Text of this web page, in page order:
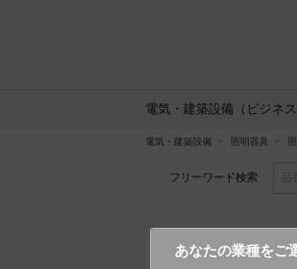
電気・建築設備（ビジネス
電気・建築設備 照明器具
フリーワード検索 品
LGB87026F
あなたの業種をご